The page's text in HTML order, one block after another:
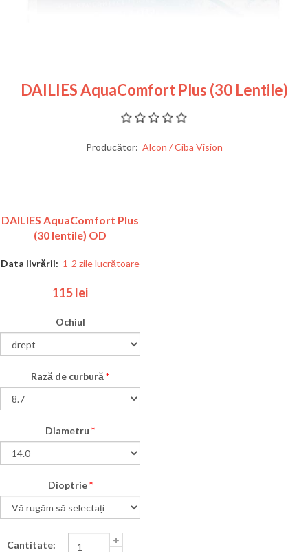
DAILIES AquaComfort Plus (30 Lentile)
Producător: Alcon / Ciba Vision
DAILIES AquaComfort Plus
(30 lentile) OD
Data livrării: 1-2 zile lucrătoare
115 lei
Ochiul
Rază de curbură*
Diametru *
Dioptrie*
Cantitate: